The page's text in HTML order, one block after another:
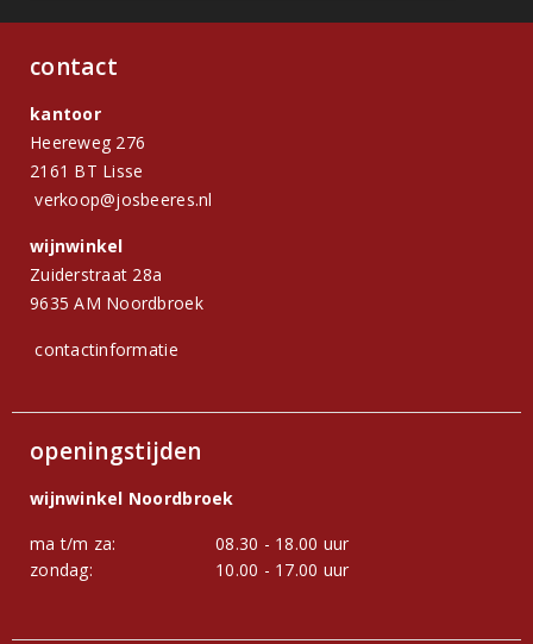
contact
kantoor
Heereweg 276
2161 BT Lisse
verkoop@josbeeres.nl
wijnwinkel
Zuiderstraat 28a
9635 AM Noordbroek
contactinformatie
openingstijden
wijnwinkel Noordbroek
ma t/m za:
08.30 - 18.00 uur
zondag:
10.00 - 17.00 uur